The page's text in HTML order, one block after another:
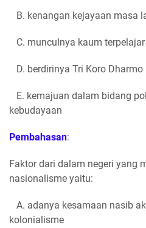
B. kenangan kejayaan masa
C. munculnya kaum terpelajar
D. berdirinya Tri Koro Dharmo
E. kemajuan dalam bidang
kebudayaan
Pembahasan:
Faktor dari dalam negeri yang
nasionalisme yaitu:
A. adanya kesamaan nasib
kolonialisme